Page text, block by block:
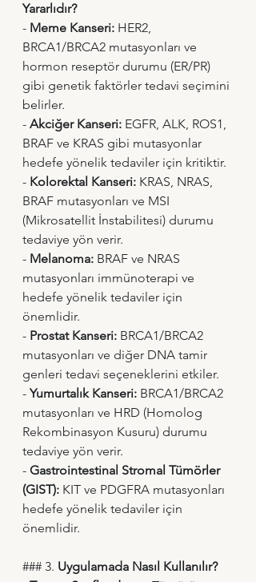
Yararlıdır?
- Meme Kanseri: HER2,
BRCA1/BRCA2 mutasyonları ve
hormon reseptör durumu (ER/PR)
gibi genetik faktörler tedavi seçimini
belirler.
- Akciğer Kanseri: EGFR, ALK, ROS1,
BRAF ve KRAS gibi mutasyonlar
hedefe yönelik tedaviler için kritiktir.
- Kolorektal Kanseri: KRAS, NRAS,
BRAF mutasyonları ve MSI
(Mikrosatellit İnstabilitesi) durumu
tedaviye yön verir.
- Melanoma: BRAF ve NRAS
mutasyonları immünoterapi ve
hedefe yönelik tedaviler için
önemlidir.
- Prostat Kanseri: BRCA1/BRCA2
mutasyonları ve diğer DNA tamir
genleri tedavi seçeneklerini etkiler.
- Yumurtalık Kanseri: BRCA1/BRCA2
mutasyonları ve HRD (Homolog
Rekombinasyon Kusuru) durumu
tedaviye yön verir.
- Gastrointestinal Stromal Tümörler
(GIST): KIT ve PDGFRA mutasyonları
hedefe yönelik tedaviler için
önemlidir.
### 3. Uygulamada Nasıl Kullanılır?